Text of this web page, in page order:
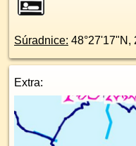
Súradnice: 48°27'17"N ,
Extra: